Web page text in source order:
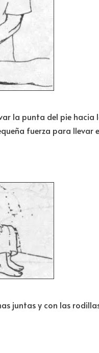
la punta del pie
fuerza para llevar
juntas y con las